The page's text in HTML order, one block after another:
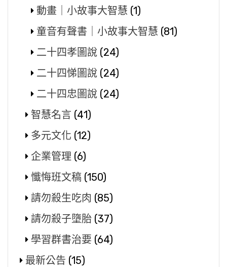
動畫｜小故事大智慧 (1)
童音有聲書｜小故事大智慧 (81)
二十四孝圖說 (24)
二十四悌圖說 (24)
二十四忠圖說 (24)
智慧名言 (41)
多元文化 (12)
企業管理 (6)
懺悔班文稿 (150)
請勿殺生吃肉 (85)
請勿殺子墮胎 (37)
學習群書治要 (64)
最新公告 (15)